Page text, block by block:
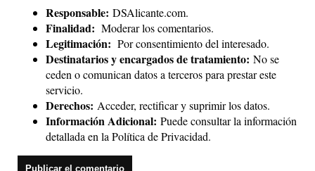
Responsable: DSAlicante.com.
Finalidad: Moderar los comentarios.
Legitimación: Por consentimiento del interesado.
Destinatarios y encargados de tratamiento: No se
ceden o comunican datos a terceros para prestar este
servicio.
Derechos: Acceder, rectificar y suprimir los datos.
Información Adicional: Puede consultar la información
detallada en la Política de Privacidad.